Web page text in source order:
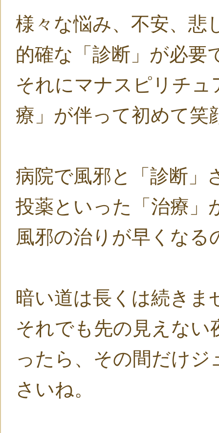
様々な悩み、不安、悲
的確な「診断」が必要
それにマナスピリチ
療」が伴って初めて笑
病院で風邪と「診断」
投薬といった「治療」
風邪の治りが早くなる
暗い道は長くは続きま
それでも先の見えな
ったら、その間だけ
さいね。